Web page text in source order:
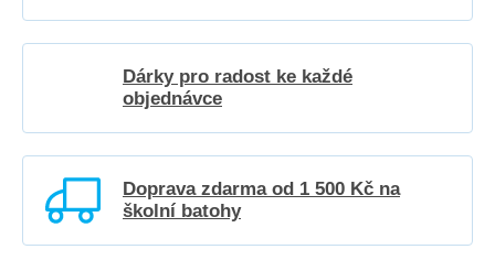
Dárky pro radost ke každé
objednávce
Doprava zdarma od 1 500 Kč na
školní batohy